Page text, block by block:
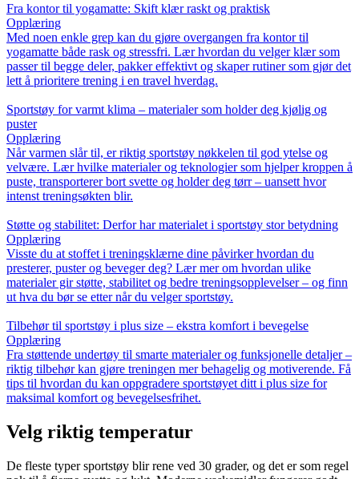
Fra kontor til yogamatte: Skift klær raskt og praktisk
Opplæring
Med noen enkle grep kan du gjøre overgangen fra kontor til
yogamatte både rask og stressfri. Lær hvordan du velger klær som
passer til begge deler, pakker effektivt og skaper rutiner som gjør det
lett å prioritere trening i en travel hverdag.
Sportstøy for varmt klima – materialer som holder deg kjølig og
puster
Opplæring
Når varmen slår til, er riktig sportstøy nøkkelen til god ytelse og
velvære. Lær hvilke materialer og teknologier som hjelper kroppen å
puste, transporterer bort svette og holder deg tørr – uansett hvor
intenst treningsøkten blir.
Støtte og stabilitet: Derfor har materialet i sportstøy stor betydning
Opplæring
Visste du at stoffet i treningsklærne dine påvirker hvordan du
presterer, puster og beveger deg? Lær mer om hvordan ulike
materialer gir støtte, stabilitet og bedre treningsopplevelser – og finn
ut hva du bør se etter når du velger sportstøy.
Tilbehør til sportstøy i plus size – ekstra komfort i bevegelse
Opplæring
Fra støttende undertøy til smarte materialer og funksjonelle detaljer –
riktig tilbehør kan gjøre treningen mer behagelig og motiverende. Få
tips til hvordan du kan oppgradere sportstøyet ditt i plus size for
maksimal komfort og bevegelsesfrihet.
Velg riktig temperatur
De fleste typer sportstøy blir rene ved 30 grader, og det er som regel